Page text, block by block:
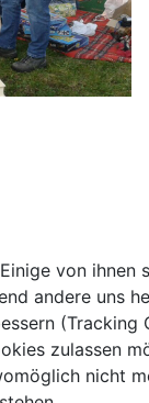
von ihnen
andere uns
(Tracking
zulassen
nicht